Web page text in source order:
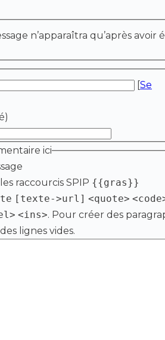
n’apparaîtra qu’après avoir
[Se
ici
raccourcis SPIP {{gras}}
[texte->url] <quote>
<ins>. Pour créer des
lignes vides.